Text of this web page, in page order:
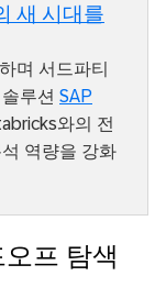
새 시대를
며 서드파티
루션 SAP
와의 전
역량을 강화
프 탐색